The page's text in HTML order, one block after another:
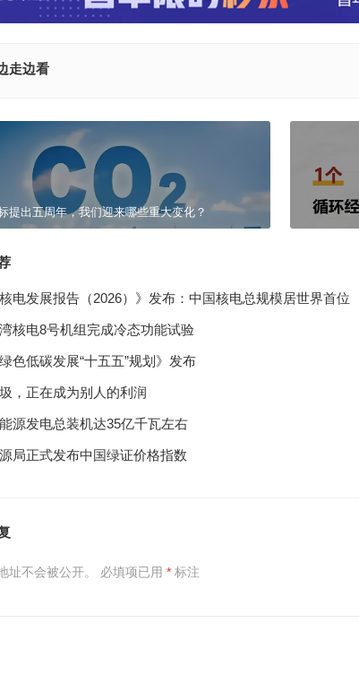
走边看
提出五周年，我们迎来哪些重大变化？
核电发展报告（2026）》发布：中国核电总规模居世界首位
核电8号机组完成冷态功能试验
绿色低碳发展“十五五”规划》发布
，正在成为别人的利润
源发电总装机达35亿千瓦左右
局正式发布中国绿证价格指数
址不会被公开。 必填项已用 * 标注